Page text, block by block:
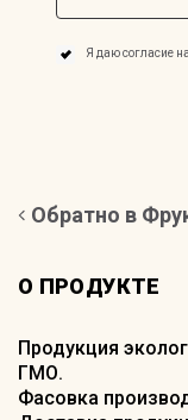
Я даю согласие на
Обратно в
О ПРОДУКТЕ
Продукция
ГМО.
Фасовка